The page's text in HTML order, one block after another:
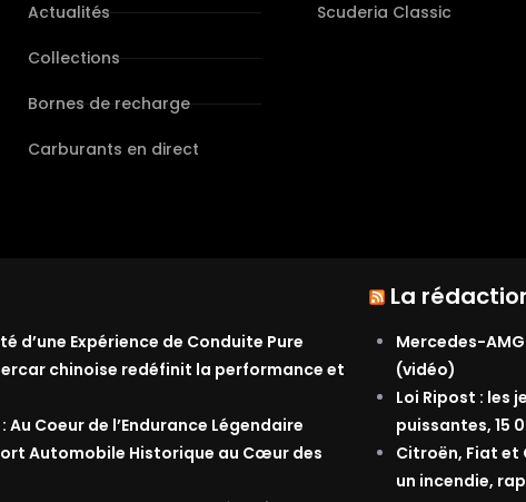
Actualités
Collections
Bornes de recharge
Carburants en direct
Scuderia Classic
d’une Expérience de Conduite Pure
chinoise redéfinit la performance et
Au Coeur de l’Endurance Légendaire
Automobile Historique au Cœur des
La
Mercedes-
(vidéo)
Loi Ripost : les
puissantes, 15
Citroën, Fiat et
un incendie,